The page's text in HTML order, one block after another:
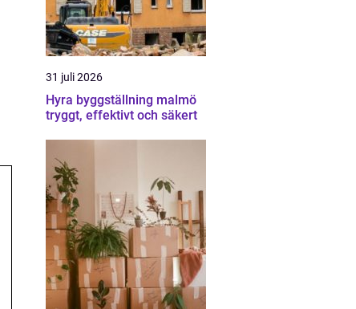
31 juli 2026
Hyra byggställning malmö
tryggt, effektivt och säkert